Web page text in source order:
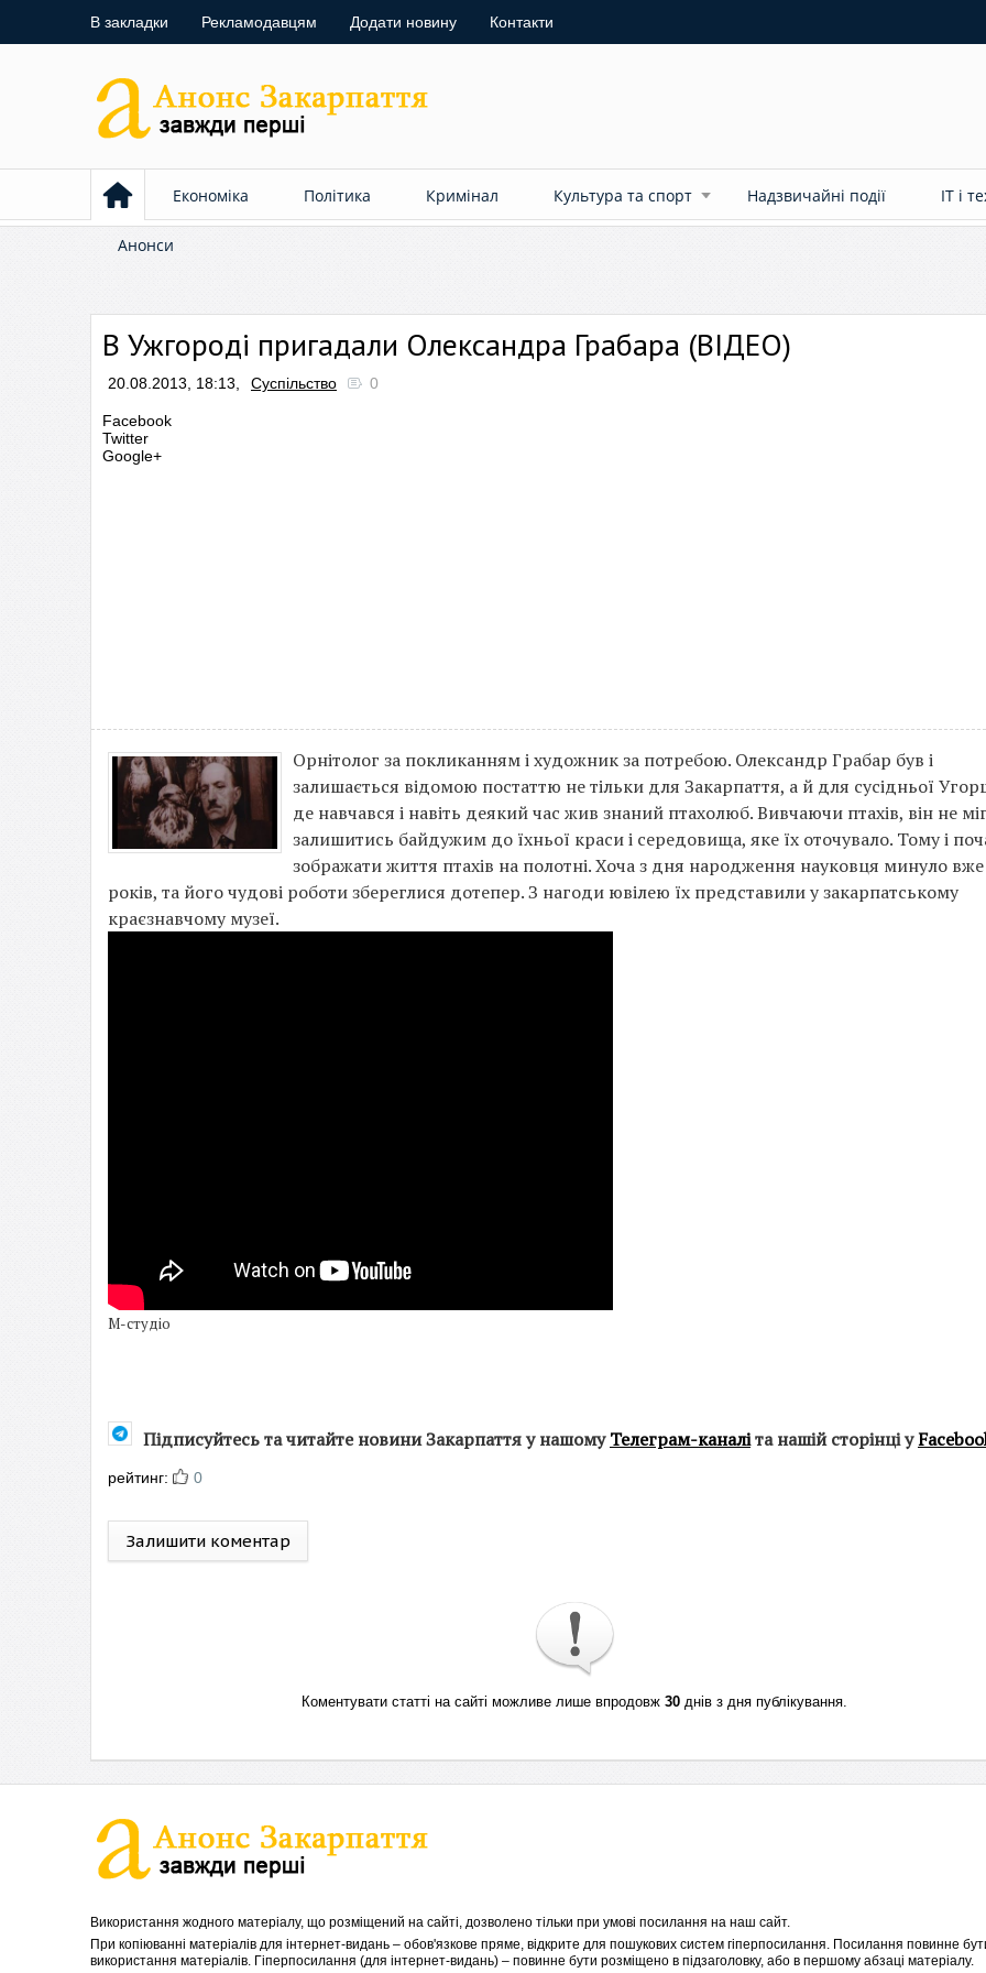
В закладки Рекламодавцям Додати новину Контакти
Економіка Політика Кримінал Культура та спорт Надзвичайні події ІТ і
Анонси
В Ужгороді пригадали Олександра Грабара (ВІДЕО)
20.08.2013, 18:13, Суспільство 0
Facebook
Twitter
Google+
Орнітолог за покликанням і художник за потребою. Олександр Грабар був і
залишається відомою постаттю не тільки для Закарпаття, а й для сусідньої
де навчався і навіть деякий час жив знаний птахолюб. Вивчаючи птахів, він не
залишитись байдужим до їхньої краси і середовища, яке їх оточувало. Тому і
зображати життя птахів на полотні. Хоча з дня народження науковця минуло
років, та його чудові роботи збереглися дотепер. З нагоди ювілею їх представили у закарпатському
краєзнавчому музеї.
М-студіо
Підписуйтесь та читайте новини Закарпаття у нашомуТелеграм-каналіта нашій сторінці у
рейтинг: 0
Залишити коментар
Коментувати статті на сайті можливе лише впродовж 30 днів з дня публікування.
Використання жодного матеріалу, що розміщений на сайті, дозволено тільки при умові посилання на наш сайт.
При копіюванні матеріалів для інтернет-видань – обов'язкове пряме, відкрите для пошукових систем гіперпосилання. Посилання повинне
використання матеріалів. Гіперпосилання (для інтернет-видань) – повинне бути розміщено в підзаголовку, або в першому абзаці матеріалу.